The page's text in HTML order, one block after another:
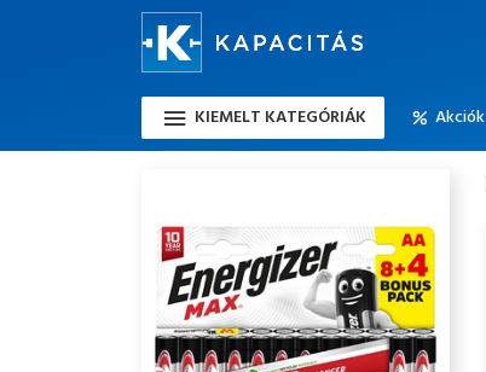
KIEMELT KATEGÓRIÁK Akciók